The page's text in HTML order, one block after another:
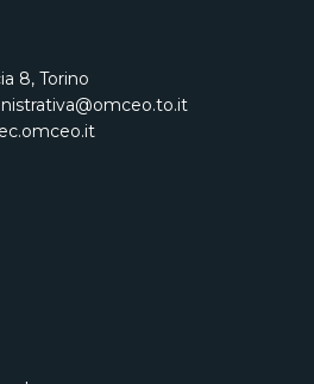
8, Torino